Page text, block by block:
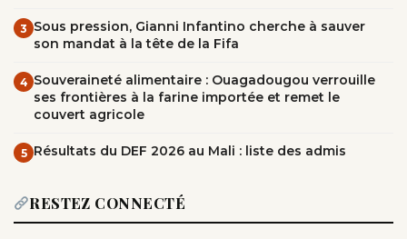
3 Sous pression, Gianni Infantino cherche à sauver
son mandat à la tête de la Fifa
4 Souveraineté alimentaire : Ouagadougou verrouille
ses frontières à la farine importée et remet le
couvert agricole
5 Résultats du DEF 2026 au Mali : liste des admis
RESTEZ CONNECTÉ